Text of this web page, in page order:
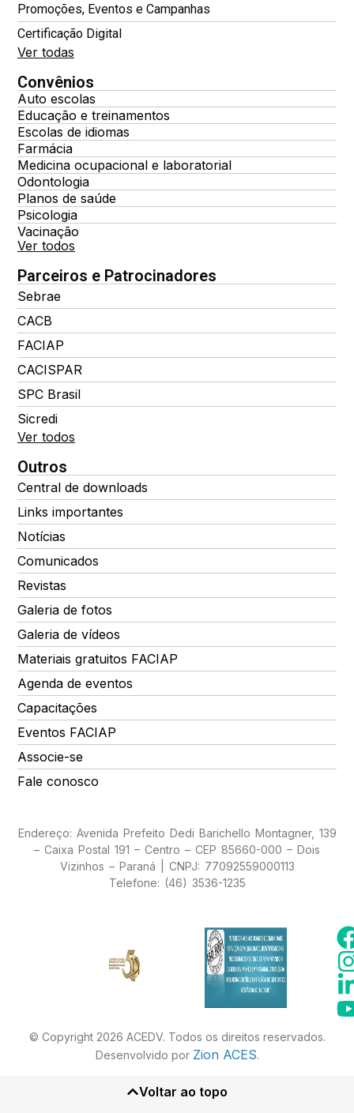
Promoções, Eventos e Campanhas
Certificação Digital
Ver todas
Convênios
Auto escolas
Educação e treinamentos
Escolas de idiomas
Farmácia
Medicina ocupacional e laboratorial
Odontologia
Planos de saúde
Psicologia
Vacinação
Ver todos
Parceiros e Patrocinadores
Sebrae
CACB
FACIAP
CACISPAR
SPC Brasil
Sicredi
Ver todos
Outros
Central de downloads
Links importantes
Notícias
Comunicados
Revistas
Galeria de fotos
Galeria de vídeos
Materiais gratuitos FACIAP
Agenda de eventos
Capacitações
Eventos FACIAP
Associe-se
Fale conosco
Endereço: Avenida Prefeito Dedi Barichello Montagner, 139
– Caixa Postal 191 – Centro – CEP 85660-000 – Dois
Vizinhos – Paraná | CNPJ: 77092559000113
Telefone: (46) 3536-1235
© Copyright 2026 ACEDV. Todos os direitos reservados.
Desenvolvido por Zion ACES.
Voltar ao topo